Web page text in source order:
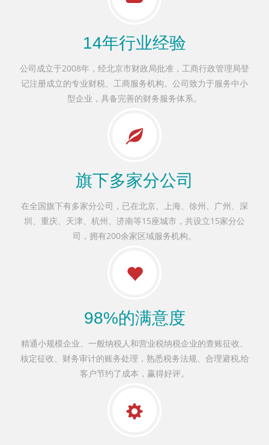
14年行业经验
公司成立于2008年，经北京市财政局批准，工商行政管理局登
记注册成立的专业财税、工商服务机构。公司致力于服务中小
型企业，具备完善的财务服务体系。
旗下多家分公司
在全国旗下有多家分公司，已在北京、上海、徐州、广州、深
圳、重庆、天津、杭州、济南等15座城市，共设立15家分公
司，拥有200余家区域服务机构。
98%的满意度
精通小规模企业、一般纳税人和营业税纳税企业的查账征收、
核定征收、财务审计的账务处理，熟悉税务法规、合理避税,给
客户节约了成本，赢得好评。